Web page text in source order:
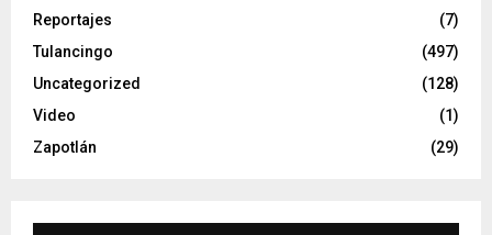
Reportajes
(7)
Tulancingo
(497)
Uncategorized
(128)
Video
(1)
Zapotlán
(29)